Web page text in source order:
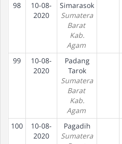
98
10-08-
2020
Simarasok
Sumatera
Barat
Kab.
Agam
99
10-08-
2020
Padang
Tarok
Sumatera
Barat
Kab.
Agam
100
10-08-
2020
Pagadih
Sumatera